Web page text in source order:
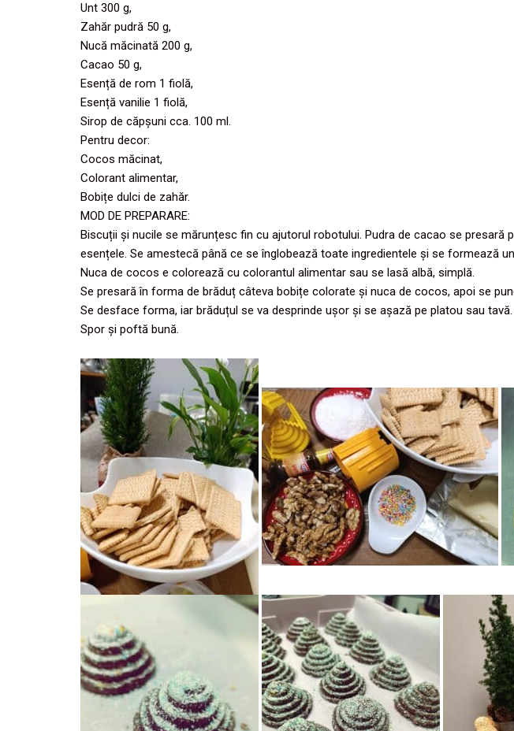
Unt 300 g,
Zahăr pudră 50 g,
Nucă măcinată 200 g,
Cacao 50 g,
Esență de rom 1 fiolă,
Esență vanilie 1 fiolă,
Sirop de căpșuni cca. 100 ml.
Pentru decor:
Cocos măcinat,
Colorant alimentar,
Bobițe dulci de zahăr.
MOD DE PREPARARE:
Biscuții și nucile se mărunțesc fin cu ajutorul robotului. Pudra de cacao se
esențele. Se amestecă până ce se înglobează toate ingredientele și se formează
Nuca de cocos e colorează cu colorantul alimentar sau se lasă albă, simplă.
Se presară în forma de brăduț câteva bobițe colorate și nuca de cocos, apoi se
Se desface forma, iar brăduțul se va desprinde ușor și se așază pe platou sau tavă.
Spor și poftă bună.